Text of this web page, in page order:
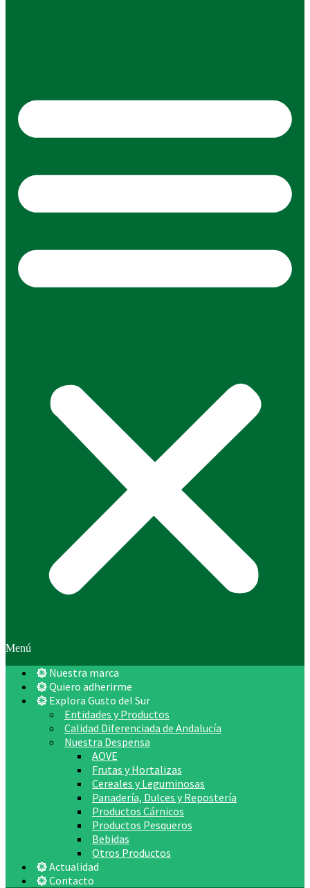
Menú
Nuestra marca
Quiero adherirme
Explora Gusto del Sur
Entidades y Productos
Calidad Diferenciada de Andalucía
Nuestra Despensa
AOVE
Frutas y Hortalizas
Cereales y Leguminosas
Panadería, Dulces y Repostería
Productos Cárnicos
Productos Pesqueros
Bebidas
Otros Productos
Actualidad
Contacto